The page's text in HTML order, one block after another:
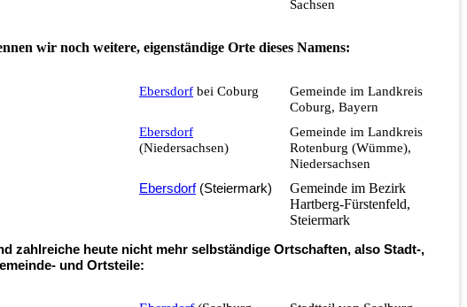
Sachsen
wir noch weitere, eigenständige Orte dieses Namens:
Ebersdorf bei Coburg
Gemeinde im Landkreis
Coburg, Bayern
Ebersdorf
(Niedersachsen)
Gemeinde im Landkreis
Rotenburg (Wümme),
Niedersachsen
Ebersdorf(Steiermark)
Gemeinde im Bezirk
Hartberg-Fürstenfeld,
Steiermark
zahlreiche heute nicht mehr selbständige Ortschaften, also Stadt-,
und Ortsteile: